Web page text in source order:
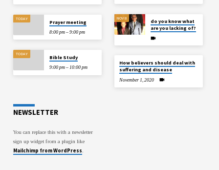
TODAY
Prayer meeting
8:00 pm – 9:00 pm
TODAY
Bible Study
9:00 pm – 10:00 pm
NOV 8
do you know what
are you lacking of?
How believers should deal with
suffering and disease
November 1, 2020
NEWSLETTER
You can replace this with a newsletter
sign up widget from a plugin like
Mailchimp from WordPress.